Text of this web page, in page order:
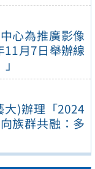
心為推廣影像
11月7日舉辦線
)辦理「2024
族群共融：多